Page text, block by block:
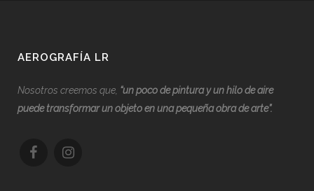
AEROGRAFÍA LR
Nosotros creemos que, “un poco de pintura y un hilo de aire
puede transformar un objeto en una pequeña obra de arte”.